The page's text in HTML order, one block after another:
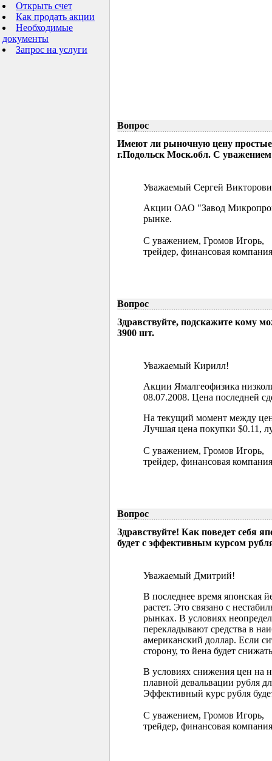
Открыть счет
Как продать акции
Необходимые
документы
Запрос на услуги
Вопрос
Имеют ли рыночную цену
г.Подольск Моск.обл. С
Уважаемый Сергей
Акции ОАО "Завод
рынке.
С уважением, Громов Игорь,
трейдер, финансовая
Вопрос
Здравствуйте, подскажите кому
3900 шт.
Уважаемый Кирилл!
Акции Ямалгеофизика
08.07.2008. Цена последней
На текущий момент между
Лучшая цена покупки $0.11,
С уважением, Громов Игорь,
трейдер, финансовая
Вопрос
Здравствуйте! Как поведет себя
будет с эффективным курсом
Уважаемый Дмитрий!
В последнее время
растет. Это связано с
рынках. В условиях
перекладывают средства в
американский доллар. Если
сторону, то йена будет
В условиях снижения цен на
плавной девальвации рубля
Эффективный курс рубля
С уважением, Громов Игорь,
трейдер, финансовая